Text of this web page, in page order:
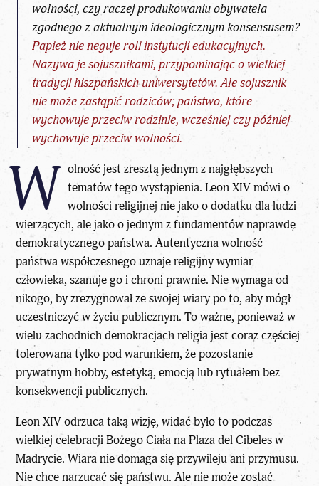
wolności, czy raczej produkowaniu obywatela
zgodnego z aktualnym ideologicznym konsensusem?
Papież nie neguje roli instytucji edukacyjnych.
Nazywa je sojusznikami, przypominając o wielkiej
tradycji hiszpańskich uniwersytetów. Ale sojusznik
nie może zastąpić rodziców; państwo, które
wychowuje przeciw rodzinie, wcześniej czy później
wychowuje przeciw wolności.
W olność jest zresztą jednym z najgłębszych
tematów tego wystąpienia. Leon XIV mówi o
wolności religijnej nie jako o dodatku dla ludzi
wierzących, ale jako o jednym z fundamentów naprawdę
demokratycznego państwa. Autentyczna wolność
państwa współczesnego uznaje religijny wymiar
człowieka, szanuje go i chroni prawnie. Nie wymaga od
nikogo, by zrezygnował ze swojej wiary po to, aby mógł
uczestniczyć w życiu publicznym. To ważne, ponieważ w
wielu zachodnich demokracjach religia jest coraz częściej
tolerowana tylko pod warunkiem, że pozostanie
prywatnym hobby, estetyką, emocją lub rytuałem bez
konsekwencji publicznych.
Leon XIV odrzuca taką wizję, widać było to podczas
wielkiej celebracji Bożego Ciała na Plaza del Cibeles w
Madrycie. Wiara nie domaga się przywileju ani przymusu.
Nie chce narzucać się państwu. Ale nie może zostać